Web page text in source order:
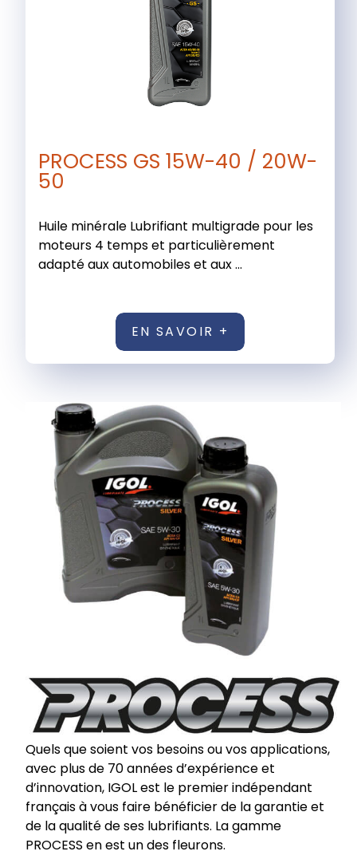
PROCESS GS 15W-40 / 20W-
50
Huile minérale Lubrifiant multigrade pour les
moteurs 4 temps et particulièrement
adapté aux automobiles et aux ...
EN SAVOIR +
Quels que soient vos besoins ou vos applications,
avec plus de 70 années d’expérience et
d’innovation, IGOL est le premier indépendant
français à vous faire bénéficier de la garantie et
de la qualité de ses lubrifiants. La gamme
PROCESS en est un des fleurons.